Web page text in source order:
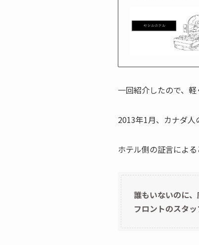
一回紹介したので、軽
2013年1月、カナダ
ホテル側の証言によ
誰もいないのに
フロントのスタ